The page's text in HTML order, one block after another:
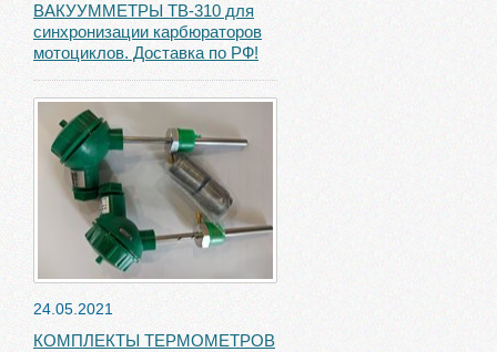
ВАКУУММЕТРЫ ТВ-310 для
синхронизации карбюраторов
мотоциклов. Доставка по РФ!
24.05.2021
КОМПЛЕКТЫ ТЕРМОМЕТРОВ